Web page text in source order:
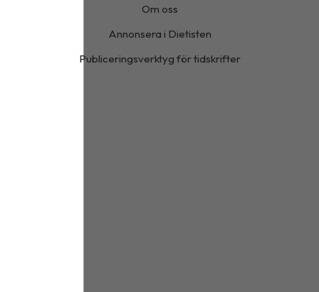
Om oss
Annonsera i Dietisten
Publiceringsverktyg för tidskrifter